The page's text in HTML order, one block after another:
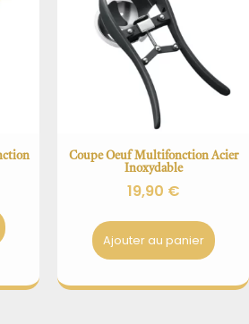
Coupe Oeuf Multifonction Acier
Inoxydable
19,90 €
Ajouter au panier